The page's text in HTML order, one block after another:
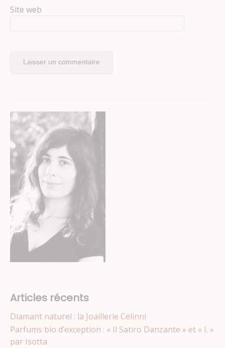
Site web
Articles récents
Diamant naturel : la Joaillerie Celinni
Parfums bio d’exception : « Il Satiro Danzante » et « I. »
par Isotta